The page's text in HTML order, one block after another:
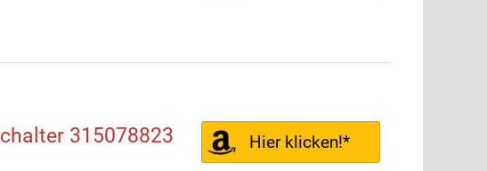
315078823 Hier klicken!*